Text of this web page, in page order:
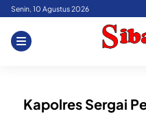
Skip
content
Senin, 10 Agustus 2026
Kapolres Sergai